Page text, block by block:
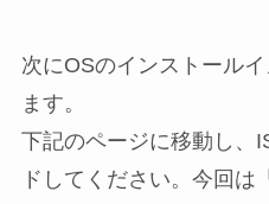
次にOSのインストール
ます。
下記のページに移動し、
ドしてください。今回は